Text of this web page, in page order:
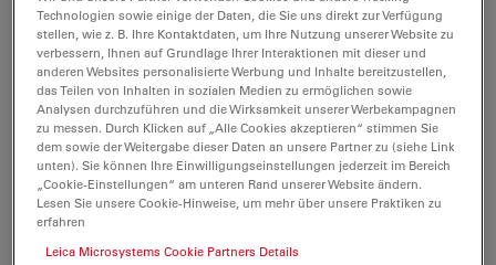
2005 in die
Belegschaft der Elektronenmikroskopie-Einrichtung am
IGBMC in Straßburg ein und wurde 2009 deren
Betriebsleiter. In dieser Zeit entwickelte er Methoden
der Korrelativen Licht- und Elektronenmikroskopie
(CLEM), die auf kultivierte Zellen und
Modellorganismen angewendet werden.
Seit 2012 arbeitet Yannick Schwab am EMBL als
Teamleiter in der Abteilung Zellbiologie und Biophysik
Technologien sowie einige der Daten, die Sie uns direkt zur Verfügung
stellen, wie z. B. Ihre Kontaktdaten, um Ihre Nutzung unserer Website zu
verbessern, Ihnen auf Grundlage Ihrer Interaktionen mit dieser und
anderen Websites personalisierte Werbung und Inhalte bereitzustellen,
das Teilen von Inhalten in sozialen Medien zu ermöglichen sowie
Analysen durchzuführen und die Wirksamkeit unserer Werbekampagnen
zu messen. Durch Klicken auf „Alle Cookies akzeptieren“ stimmen Sie
dem sowie der Weitergabe dieser Daten an unsere Partner zu (siehe Link
unten). Sie können Ihre Einwilligungseinstellungen jederzeit im Bereich
„Cookie-Einstellungen“ am unteren Rand unserer Website ändern.
Lesen Sie unsere Cookie-Hinweise, um mehr über unsere Praktiken zu
erfahren
Leica Microsystems Cookie Partners Details